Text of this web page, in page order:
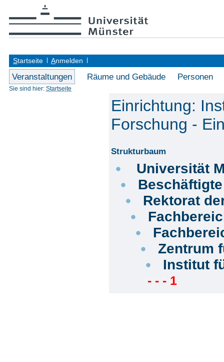
Startseite Anmelden
Veranstaltungen Räume und Gebäude Personen
Sie sind hier: Startseite
Einrichtung:
Forschung -
Strukturbaum
Universität
Beschäftigte
Rektorat
Zentrum
Institut
- - - 1